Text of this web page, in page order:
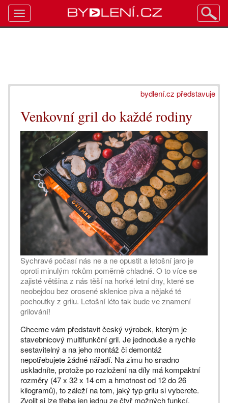
bydlení.cz představuje
Venkovní gril do každé rodiny
Sychravé počasí nás ne a ne opustit a letošní jaro je
oproti minulým rokům poměrně chladné. O to více se
zajisté většina z nás těší na horké letní dny, které se
neobejdou bez orosené sklenice piva a nějaké té
pochoutky z grilu. Letošní léto tak bude ve znamení
grilování!
Chceme vám představit český výrobek, kterým je
stavebnicový multifunkční gril. Je jednoduše a rychle
sestavitelný a na jeho montáž či demontáž
nepotřebujete žádné nářadí. Na zimu ho snadno
uskladníte, protože po rozložení na díly má kompaktní
rozměry (47 x 32 x 14 cm a hmotnost od 12 do 26
kilogramů), to záleží na tom, jaký typ grilu si vyberete.
Zvolit si lze třeba jen jednu ze čtyř možných funkcí,
Toggle
navigation